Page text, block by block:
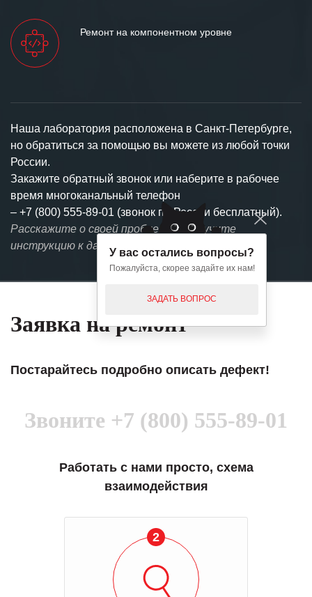
Ремонт на компонентном уровне
Наша лаборатория расположена в Санкт-Петербурге,
но обратиться за помощью вы можете из любой точки
России.
Закажите обратный звонок или наберите в рабочее
время многоканальный телефон
– +7 (800) 555-89-01 (звонок по России бесплатный).
Расскажите о своей проблеме и получите
инструкцию к дальнейшим действиям.
Заявка на ремонт
Постарайтесь подробно описать дефект!
Звоните +7 (800) 555-89-01
Работать с нами просто, схема
взаимодействия
3
У вас остались вопросы?
Пожалуйста, скорее задайте их нам!
ЗАДАТЬ ВОПРОС